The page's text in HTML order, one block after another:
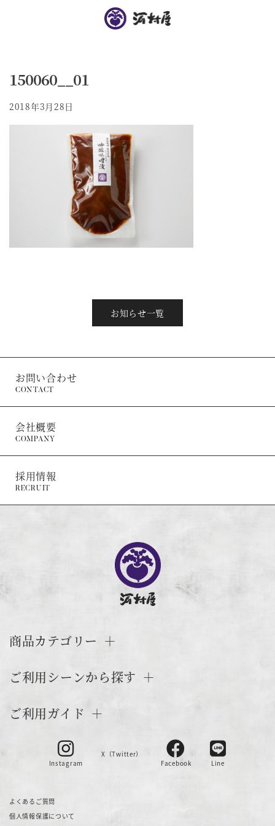
150060__01
2018年3月28日
お知らせ一覧
CONTACT
お問い合わせ
COMPANY
会社概要
RECRUIT
採用情報
商品カテゴリー
ご利用シーンから探す
ご利用ガイド
Instagram
X（Twitter）
Facebook
Line
よくあるご質問
個人情報保護について